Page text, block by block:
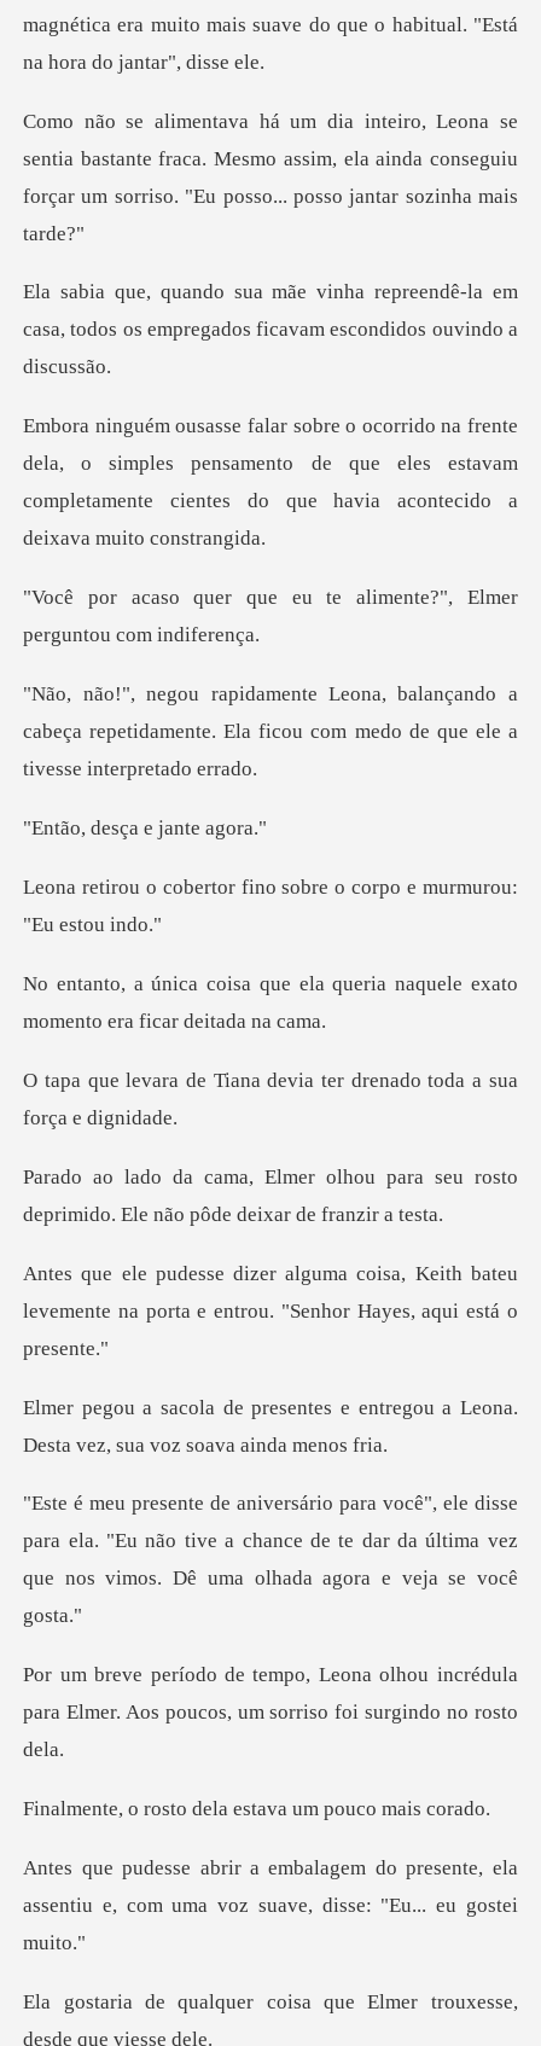
magnética era muito mais suave do que o h
bastante fraca. Mesmo assim, ela ainda conseguiu
forçar
reendê-la em
casa, todos os empregados
a, o simples pensamento de que eles estavam
completamente c
eu te alimente?", Elmer
p
ando a
cabeça repetidamente. Ela ficou com m
esça e ja
fino sobre o corpo e mu
ela queria naquele exato
momen
a devia ter drenado toda
u para seu rosto
deprimido. Ele nã
, Keith bateu
levemente na porta e entro
s e entregou a Leona.
Desta vez,
para ela. "Eu não tive a chance de te dar da última vez
lhou incrédula
para Elmer. Aos poucos,
o dela estava um p
presente, ela
assentiu e, com uma voz
coisa que Elmer trouxesse